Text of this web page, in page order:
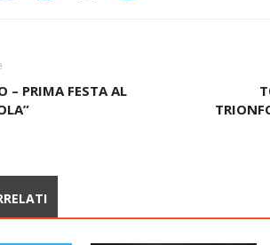
– PRIMA FESTA AL